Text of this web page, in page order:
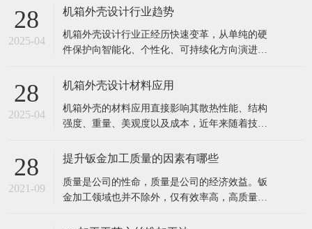
材料 镁铝合金/碳纤维复合材料：用于高端电竞或
ALIENWARE部分机型）。 再生环保材料：如消
费后回收塑料（PC
28
2025-04
机箱外壳设计行业趋势
机箱外壳设计行业正经历快速变革，从单纯的硬
件保护向智能化、个性化、可持续化方向演进。
需求驱动设计革新 场景细分化 电竞机箱：RGB光
设计） 创作者机箱：静音+快速拆卸（如Fractal D
28
2025-04
机箱外壳设计材料应用
机箱外壳的材料应用直接影响其散热性能、结构
强度、重量、美观度以及成本，近年来随着技术
当前主流的机箱外壳材料及其创新应用方向： 1.
本低、强度高、易冲压成型，但重量大、易生
锈。 应用：
28
2021-09
提升钣金加工质量的因素有哪些
​质量是公司的性命，质量是公司的经济效益。钣
金加工领域也并不除外，仅有效率高，高质量的